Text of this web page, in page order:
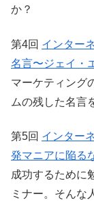
か？
第4回 インター
名言〜ジェイ・
マーケティング
ムの残した名言
第5回 インター
発マニアに陥る
成功するために
ミナー。そんな